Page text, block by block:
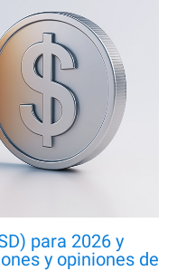
para 2026 y
y opiniones de